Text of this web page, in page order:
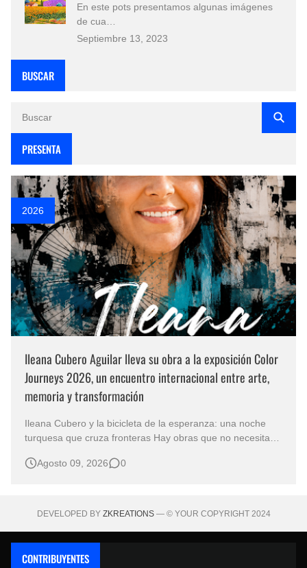
En este pots presentamos algunas imágenes
de cua…
Septiembre 13, 2023
BUSCAR
PRESENTA
2026
Ileana Cubero Aguilar lleva su obra a la exposición Color
Journeys 2026, un encuentro internacional entre arte,
memoria y transformación
Ileana Cubero y la bicicleta de la esperanza: una noche
turquesa que cruza fronteras Hay obras que no necesitan
mundo reconocible. En Noche turqueza, de la artista
Agosto 09, 2026 0
DEVELOPED BY ZKREATIONS— © YOUR COPYRIGHT 2024
CONTRIBUYENTES